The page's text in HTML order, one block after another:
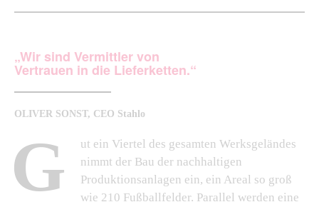
„Wir sind Vermittler von
Vertrauen in die Lieferketten.“
OLIVER SONST, CEO Stahlo
G
ut ein Viertel des gesamten Werksgeländes
nimmt der Bau der nachhaltigen
Produktionsanlagen ein, ein Areal so groß
wie 210 Fußballfelder. Parallel werden eine